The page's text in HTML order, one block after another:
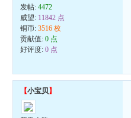
发帖:4472
威望: 11842 点
铜币:3516 枚
贡献值:0 点
好评度:0 点
【小宝贝】